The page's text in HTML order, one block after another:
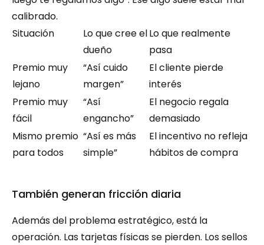
calibrado.
Situación
Lo que cree el
dueño
Lo que realmente
pasa
Premio muy
lejano
“Así cuido
margen”
El cliente pierde
interés
Premio muy
fácil
“Así
engancho”
El negocio regala
demasiado
Mismo premio
para todos
“Así es más
simple”
El incentivo no refleja
hábitos de compra
También generan fricción diaria
Además del problema estratégico, está la
operación. Las tarjetas físicas se pierden. Los sellos